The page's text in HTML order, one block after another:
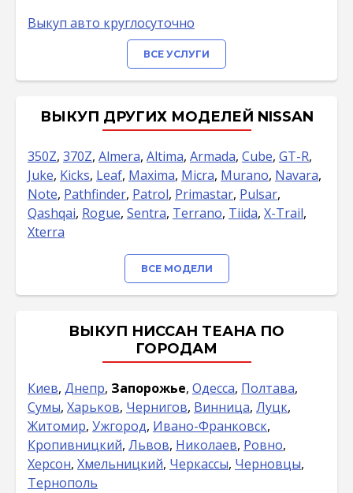
Выкуп авто круглосуточно
ВСЕ УСЛУГИ
ВЫКУП ДРУГИХ МОДЕЛЕЙ NISSAN
350Z, 370Z, Almera, Altima, Armada, Cube, GT-R,
Juke, Kicks, Leaf, Maxima, Micra, Murano, Navara,
Note, Pathfinder, Patrol, Primastar, Pulsar,
Qashqai, Rogue, Sentra, Terrano, Tiida, X-Trail,
Xterra
ВСЕ МОДЕЛИ
ВЫКУП НИССАН ТЕАНА ПО
ГОРОДАМ
Киев, Днепр, Запорожье, Одесса, Полтава,
Сумы, Харьков, Чернигов, Винница, Луцк,
Житомир, Ужгород, Ивано-Франковск,
Кропивницкий, Львов, Николаев, Ровно,
Херсон, Хмельницкий, Черкассы, Черновцы,
Тернополь